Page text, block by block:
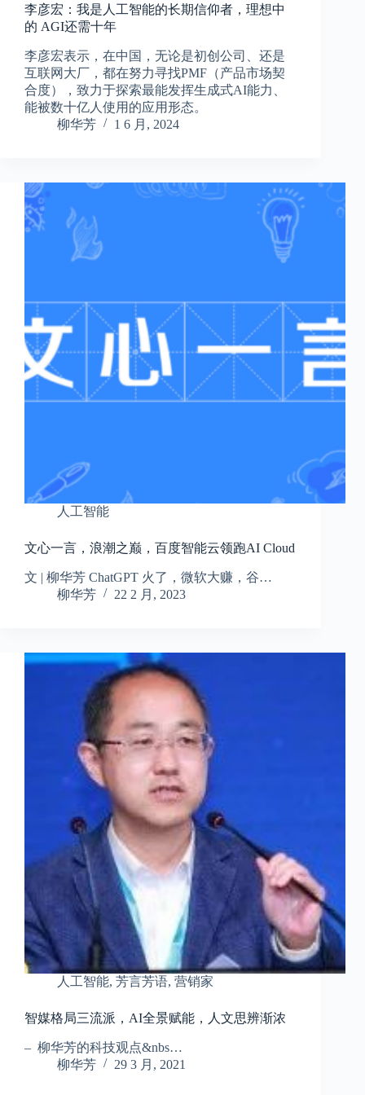
李彦宏：我是人工智能的长期信仰者，理想中
的 AGI还需十年
李彦宏表示，在中国，无论是初创公司、还是
互联网大厂，都在努力寻找PMF（产品市场契
合度），致力于探索最能发挥生成式AI能力、
能被数十亿人使用的应用形态。
柳华芳
1 6 月, 2024
人工智能
文心一言，浪潮之巅，百度智能云领跑AI Cloud
文 | 柳华芳 ChatGPT 火了，微软大赚，谷…
柳华芳
22 2 月, 2023
人工智能, 芳言芳语, 营销家
智媒格局三流派，AI全景赋能，人文思辨渐浓
– 柳华芳的科技观点&nbs…
柳华芳
29 3 月, 2021